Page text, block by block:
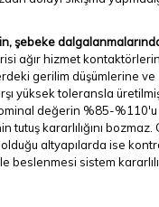
şebeke
ağır hizmet
gerilim düşümlerine ve
yüksek toleransla
değerin %85-%110'u
tutuş kararlılığını bozmaz.
altyapılarda ise
beslenmesi sistem